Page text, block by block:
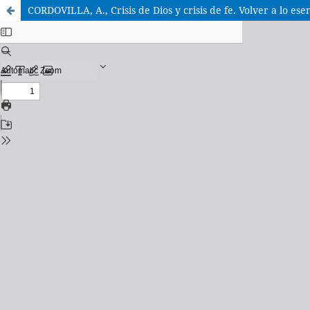
CORDOVILLA, A., Crisis de Dios y crisis de fe. Volver a lo